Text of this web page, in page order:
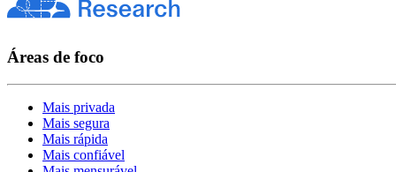
Áreas de foco
Mais privada
Mais segura
Mais rápida
Mais confiável